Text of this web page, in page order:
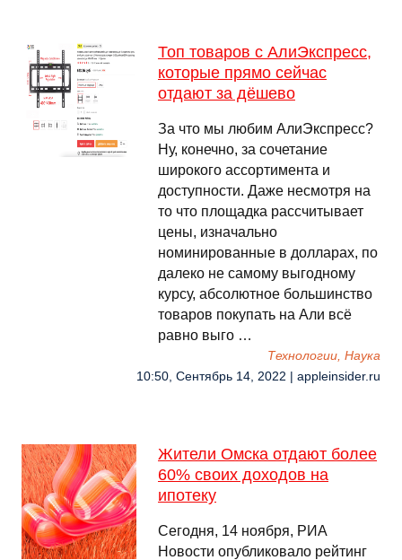
Топ товаров с АлиЭкспресс,
которые прямо сейчас
отдают за дёшево
За что мы любим АлиЭкспресс?
Ну, конечно, за сочетание
широкого ассортимента и
доступности. Даже несмотря на
то что площадка рассчитывает
цены, изначально
номинированные в долларах, по
далеко не самому выгодному
курсу, абсолютное большинство
товаров покупать на Али всё
равно выго …
Технологии, Наука
10:50, Сентябрь 14, 2022 | appleinsider.ru
Жители Омска отдают более
60% своих доходов на
ипотеку
Сегодня, 14 ноября, РИА
Новости опубликовало рейтинг